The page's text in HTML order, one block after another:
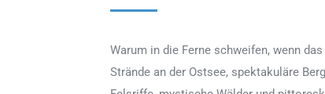
Warum in die Ferne schweifen, wenn
Strände an der Ostsee, spektakuläre